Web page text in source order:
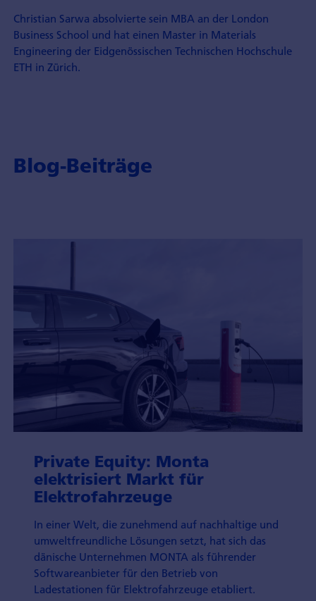
Christian Sarwa absolvierte sein MBA an der London
Business School und hat einen Master in Materials
Engineering der Eidgenössischen Technischen Hochschule
ETH in Zürich.
Blog-Beiträge
Private Equity: Monta
elektrisiert Markt für
Elektrofahrzeuge
In einer Welt, die zunehmend auf nachhaltige und
umweltfreundliche Lösungen setzt, hat sich das
dänische Unternehmen MONTA als führender
Softwareanbieter für den Betrieb von
Ladestationen für Elektrofahrzeuge etabliert.